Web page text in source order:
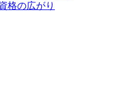
格の広がり